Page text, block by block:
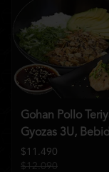
Gohan Pollo
Gyozas 3U,
$11.490
$12.090